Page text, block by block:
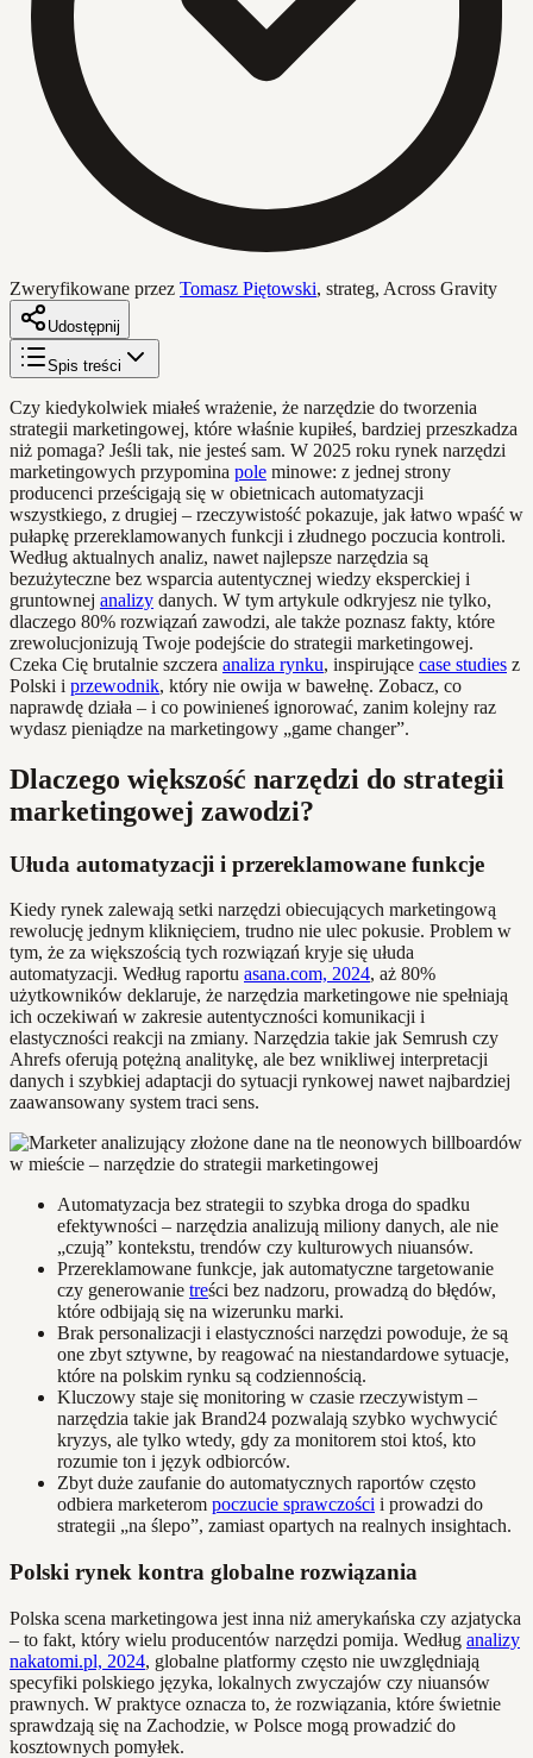
Zweryfikowane przez Tomasz Piętowski, strateg, Across Gravity
Udostępnij
Spis treści
Czy kiedykolwiek miałeś wrażenie, że narzędzie do tworzenia
strategii marketingowej, które właśnie kupiłeś, bardziej przeszkadza
niż pomaga? Jeśli tak, nie jesteś sam. W 2025 roku rynek narzędzi
marketingowych przypomina pole minowe: z jednej strony
producenci prześcigają się w obietnicach automatyzacji
wszystkiego, z drugiej – rzeczywistość pokazuje, jak łatwo wpaść w
pułapkę przereklamowanych funkcji i złudnego poczucia kontroli.
Według aktualnych analiz, nawet najlepsze narzędzia są
bezużyteczne bez wsparcia autentycznej wiedzy eksperckiej i
gruntownej analizy danych. W tym artykule odkryjesz nie tylko,
dlaczego 80% rozwiązań zawodzi, ale także poznasz fakty, które
zrewolucjonizują Twoje podejście do strategii marketingowej.
Czeka Cię brutalnie szczera analiza rynku, inspirujące case studies z
Polski i przewodnik, który nie owija w bawełnę. Zobacz, co
naprawdę działa – i co powinieneś ignorować, zanim kolejny raz
wydasz pieniądze na marketingowy „game changer”.
Dlaczego większość narzędzi do strategii
marketingowej zawodzi?
Ułuda automatyzacji i przereklamowane funkcje
Kiedy rynek zalewają setki narzędzi obiecujących marketingową
rewolucję jednym kliknięciem, trudno nie ulec pokusie. Problem w
tym, że za większością tych rozwiązań kryje się ułuda
automatyzacji. Według raportu asana.com, 2024, aż 80%
użytkowników deklaruje, że narzędzia marketingowe nie spełniają
ich oczekiwań w zakresie autentyczności komunikacji i
elastyczności reakcji na zmiany. Narzędzia takie jak Semrush czy
Ahrefs oferują potężną analitykę, ale bez wnikliwej interpretacji
danych i szybkiej adaptacji do sytuacji rynkowej nawet najbardziej
zaawansowany system traci sens.
Automatyzacja bez strategii to szybka droga do spadku
efektywności – narzędzia analizują miliony danych, ale nie
„czują” kontekstu, trendów czy kulturowych niuansów.
Przereklamowane funkcje, jak automatyczne targetowanie
czy generowanie treści bez nadzoru, prowadzą do błędów,
które odbijają się na wizerunku marki.
Brak personalizacji i elastyczności narzędzi powoduje, że są
one zbyt sztywne, by reagować na niestandardowe sytuacje,
które na polskim rynku są codziennością.
Kluczowy staje się monitoring w czasie rzeczywistym –
narzędzia takie jak Brand24 pozwalają szybko wychwycić
kryzys, ale tylko wtedy, gdy za monitorem stoi ktoś, kto
rozumie ton i język odbiorców.
Zbyt duże zaufanie do automatycznych raportów często
odbiera marketerom poczucie sprawczości i prowadzi do
strategii „na ślepo”, zamiast opartych na realnych insightach.
Polski rynek kontra globalne rozwiązania
Polska scena marketingowa jest inna niż amerykańska czy azjatycka
– to fakt, który wielu producentów narzędzi pomija. Według analizy
nakatomi.pl, 2024, globalne platformy często nie uwzględniają
specyfiki polskiego języka, lokalnych zwyczajów czy niuansów
prawnych. W praktyce oznacza to, że rozwiązania, które świetnie
sprawdzają się na Zachodzie, w Polsce mogą prowadzić do
kosztownych pomyłek.